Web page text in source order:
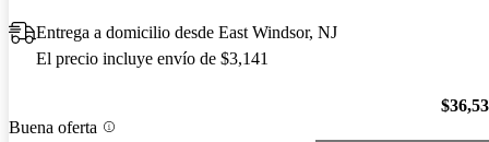
Entrega a domicilio desde East Windsor, NJ
El precio incluye envío de $3,141
Buena oferta